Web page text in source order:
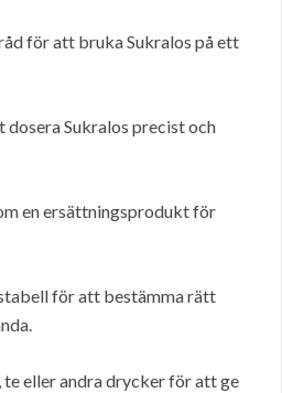
för att bruka Sukralos på ett
Sukralos precist och
en ersättningsprodukt för
för att bestämma rätt
te eller andra drycker för att ge